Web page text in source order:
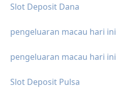
Slot Deposit Dana
pengeluaran macau hari ini
pengeluaran macau hari ini
Slot Deposit Pulsa